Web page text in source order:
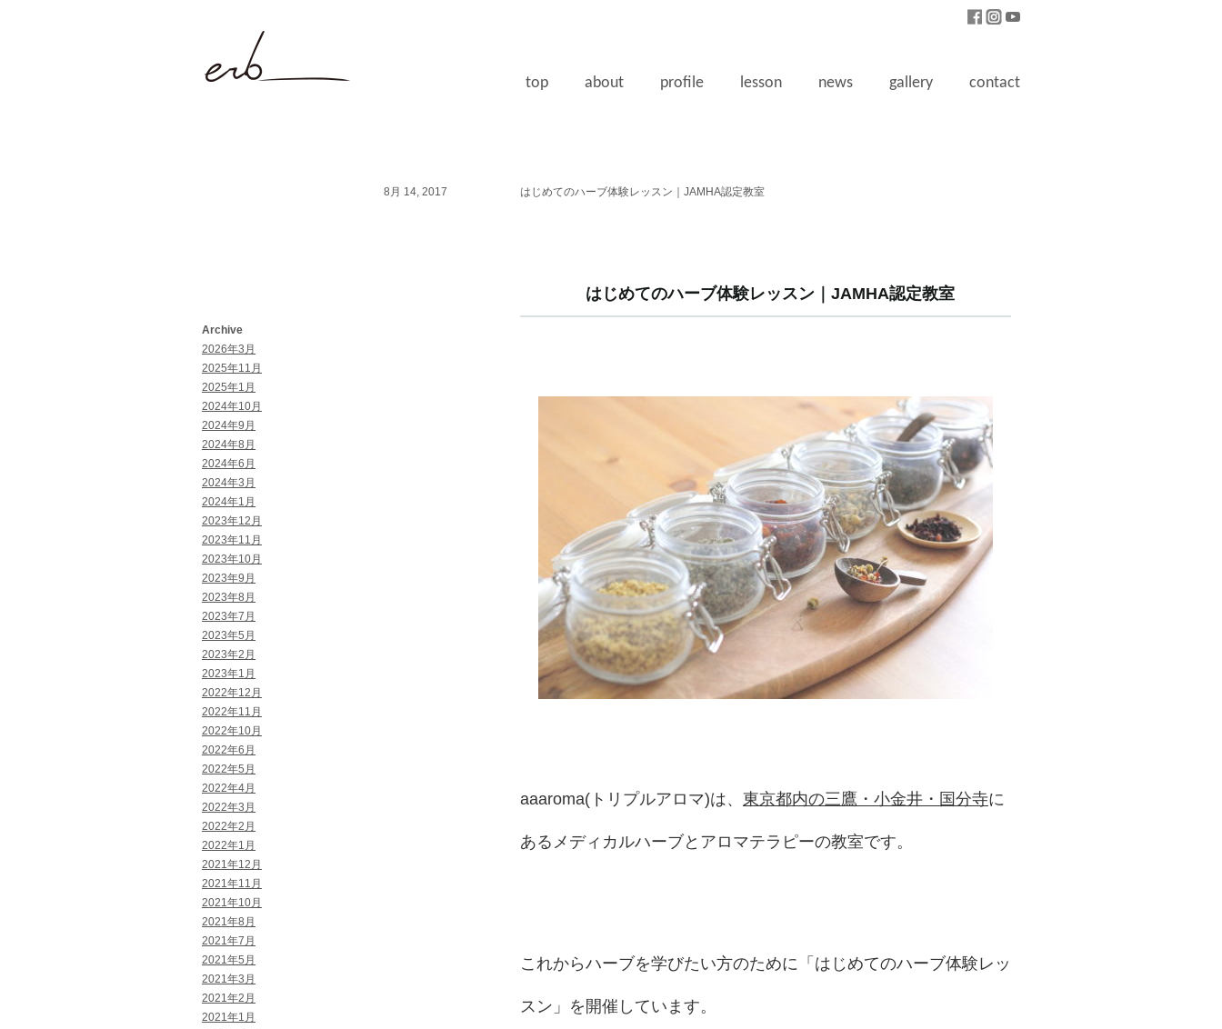
top about profile lesson news gallery contact
Archive
2026年3月
2025年11月
2025年1月
2024年10月
2024年9月
2024年8月
2024年6月
2024年3月
2024年1月
2023年12月
2023年11月
2023年10月
2023年9月
2023年8月
2023年7月
2023年5月
2023年2月
2023年1月
2022年12月
2022年11月
2022年10月
2022年6月
2022年5月
2022年4月
2022年3月
2022年2月
2022年1月
2021年12月
2021年11月
2021年10月
2021年8月
2021年7月
2021年5月
2021年3月
2021年2月
2021年1月
8月 14, 2017 はじめてのハーブ体験レッスン｜JAMHA認定教室
はじめてのハーブ体験レッスン｜JAMHA認定教室
aaaroma(トリプルアロマ)は、 東京都内の三鷹・小金井・国分寺に
あるメディカルハーブとアロマテラピーの教室です。
これからハーブを学びたい方のために「はじめてのハーブ体験レッ
スン」を開催しています。